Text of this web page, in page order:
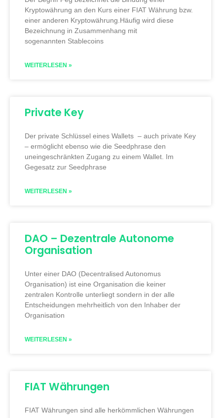
Kryptowährung an den Kurs einer FIAT Währung bzw.
einer anderen Kryptowährung.Häufig wird diese
Bezeichnung in Zusammenhang mit
sogenannten Stablecoins
WEITERLESEN »
Private Key
Der private Schlüssel eines Wallets – auch private Key
– ermöglicht ebenso wie die Seedphrase den
uneingeschränkten Zugang zu einem Wallet. Im
Gegesatz zur Seedphrase
WEITERLESEN »
DAO – Dezentrale Autonome
Organisation
Unter einer DAO (Decentralised Autonomus
Organisation) ist eine Organisation die keiner
zentralen Kontrolle unterliegt sondern in der alle
Entscheidungen mehrheitlich von den Inhaber der
Organisation
WEITERLESEN »
FIAT Währungen
FIAT Währungen sind alle herkömmlichen Währungen